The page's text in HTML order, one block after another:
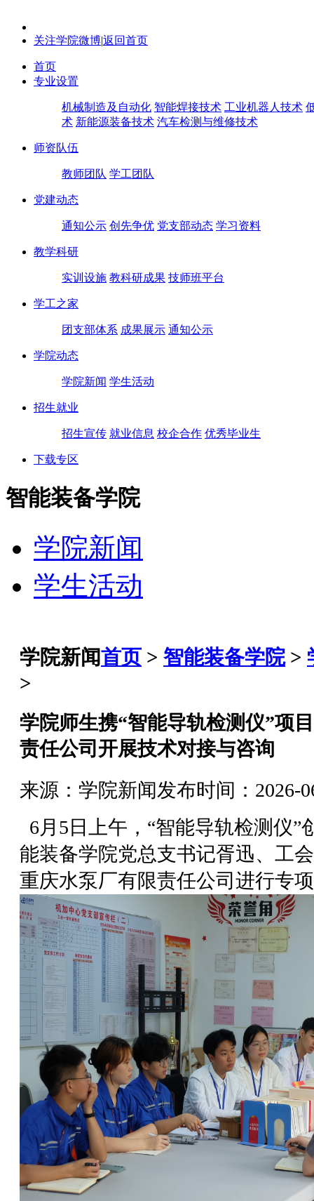
关注学院微博|返回首页
首页
专业设置
机械制造及自动化 智能焊接技术 工业机器人技术
术 新能源装备技术 汽车检测与维修技术
师资队伍
教师团队 学工团队
党建动态
通知公示 创先争优 党支部动态 学习资料
教学科研
实训设施 教科研成果 技师班平台
学工之家
团支部体系 成果展示 通知公示
学院动态
学院新闻 学生活动
招生就业
招生宣传 就业信息 校企合作 优秀毕业生
下载专区
智能装备学院
学院新闻
学生活动
学院新闻首页 > 智能装备学院>
>
学院师生携“智能导轨检测仪”项
责任公司开展技术对接与咨询
来源：学院新闻发布时间：2026-
6月5日上午，“智能导轨检测仪”
能装备学院党总支书记胥迅、工
重庆水泵厂有限责任公司进行专